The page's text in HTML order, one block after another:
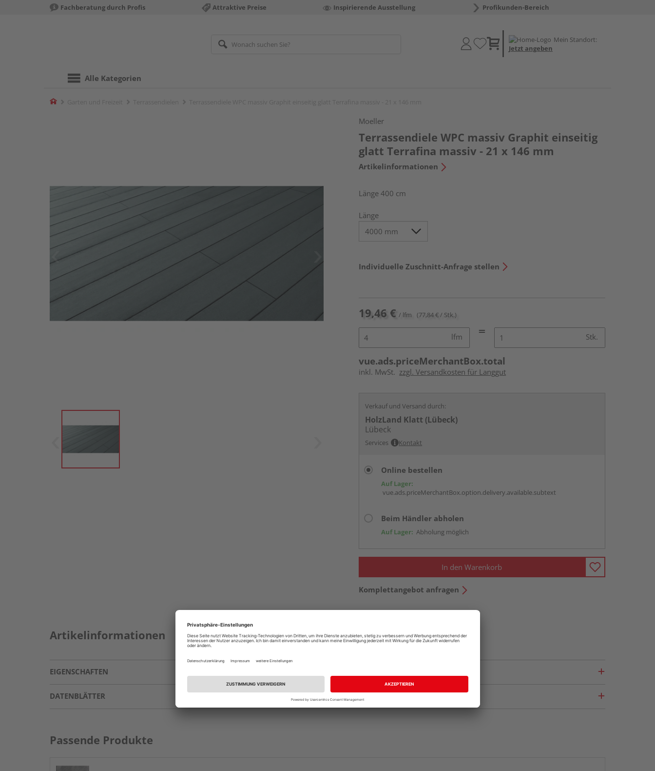
Fachberatung durch Profis Attraktive Preise Inspirierende Ausstellung Profikunden-Bereich
Mein Standort:
Jetzt angeben
Alle Kategorien
Home
Moeller
Terrassendiele WPC massiv Graphit einseitig
glatt Terrafina massiv - 21 x 146 mm
Artikelinformationen
Länge 400 cm
Länge
Individuelle Zuschnitt-Anfrage stellen
19,46 € / lfm (77,84 € / Stk.)
lfm Stk.
vue.ads.priceMerchantBox.total
inkl. MwSt. zzgl. Versandkosten für Langgut
Verkauf und Versand durch:
HolzLand Klatt (Lübeck)
Lübeck
Services Kontakt
Online bestellen
Auf Lager:
vue.ads.priceMerchantBox.option.delivery.available.subtext
Beim Händler abholen
Auf Lager: Abholung möglich
In den Warenkorb
Komplettangebot anfragen
Artikelinformationen
EIGENSCHAFTEN
DATENBLÄTTER
Passende Produkte